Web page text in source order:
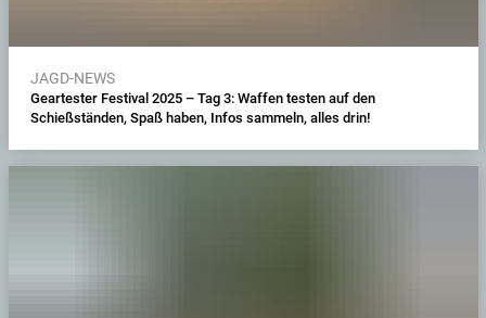
JAGD-NEWS
Geartester Festival 2025 – Tag 3: Waffen testen auf den
Schießständen, Spaß haben, Infos sammeln, alles drin!